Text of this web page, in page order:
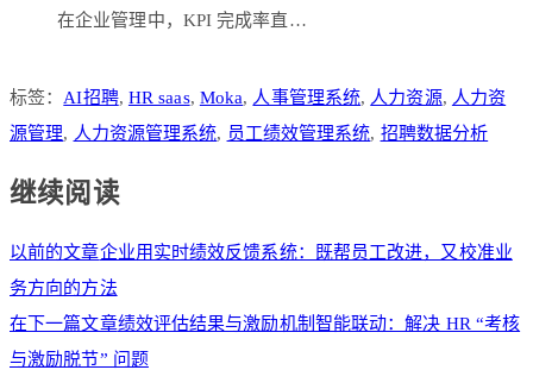
在企业管理中，KPI 完成率直…
标签： AI招聘, HR saas, Moka, 人事管理系统, 人力资源, 人力资
源管理, 人力资源管理系统, 员工绩效管理系统, 招聘数据分析
继续阅读
以前的文章企业用实时绩效反馈系统：既帮员工改进，又校准业
务方向的方法
在下一篇文章绩效评估结果与激励机制智能联动：解决 HR “考核
与激励脱节” 问题